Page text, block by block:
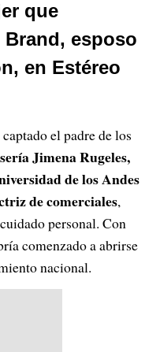
que
esposo
en Estéreo
el padre de los
sería Jimena Rugeles,
de los Andes
de comerciales,
personal. Con
comenzado a abrirse
nacional.